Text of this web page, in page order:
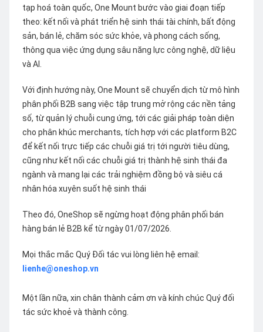
tạp hoá toàn quốc, One Mount bước vào giai đoạn tiếp
theo: kết nối và phát triển hệ sinh thái tài chính, bất động
sản, bán lẻ, chăm sóc sức khỏe, và phong cách sống,
thông qua việc ứng dụng sâu năng lực công nghệ, dữ liệu
và AI.
Với định hướng này, One Mount sẽ chuyển dịch từ mô hình
phân phối B2B sang việc tập trung mở rộng các nền tảng
số, từ quản lý chuỗi cung ứng, tới các giải pháp toàn diện
cho phân khúc merchants, tích hợp với các platform B2C
để kết nối trực tiếp các chuỗi giá trị tới người tiêu dùng,
cũng như kết nối các chuỗi giá trị thành hệ sinh thái đa
ngành và mang lại các trải nghiệm đồng bộ và siêu cá
nhân hóa xuyên suốt hệ sinh thái
Theo đó, OneShop sẽ ngừng hoạt động phân phối bán
hàng bán lẻ B2B kể từ ngày 01/07/2026.
Mọi thắc mắc Quý Đối tác vui lòng liên hệ email:
lienhe@oneshop.vn
Một lần nữa, xin chân thành cảm ơn và kính chúc Quý đối
tác sức khoẻ và thành công.